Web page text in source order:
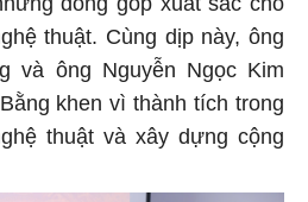
đóng góp xuất sắc cho
thuật. Cùng dịp này, ông
và ông Nguyễn Ngọc Kim
khen vì thành tích trong
thuật và xây dựng cộng